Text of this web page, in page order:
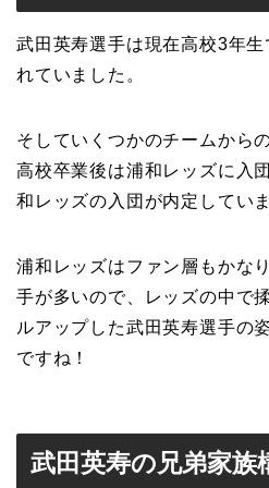
武田英寿選手は現在高校3年
れていました。
そしていくつかのチームから
高校卒業後は浦和レッズに入
和レッズの入団が内定していま
浦和レッズはファン層もかな
手が多いので、レッズの中で
ルアップした武田英寿選手の
ですね！
武田英寿の兄弟家族